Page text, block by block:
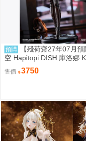
預購
【殘荷齋27年07月預
空 Hapitopi DISH 庫洛娜
盛情邀請 1/6 附特典
售價 3750